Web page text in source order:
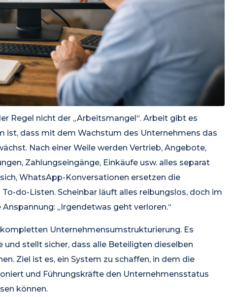
Regel nicht der „Arbeitsmangel“. Arbeit gibt es
ist, dass mit dem Wachstum des Unternehmens das
Nach einer Weile werden Vertrieb, Angebote,
Zahlungseingänge, Einkäufe usw. alles separat
WhatsApp-Konversationen ersetzen die
do-Listen. Scheinbar läuft alles reibungslos, doch im
„Irgendetwas geht verloren.“
Unternehmensumstrukturierung. Es
stellt sicher, dass alle Beteiligten dieselben
Ziel ist es, ein System zu schaffen, in dem die
und Führungskräfte den Unternehmensstatus
können.